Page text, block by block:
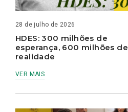
28 de julho de 2026
HDES: 300 milhões de
esperança, 600 milhões de
realidade
VER MAIS